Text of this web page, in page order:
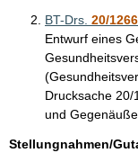
BT-Drs. 20/
Entwurf eines
Drucksache
und
Stellungnahmen/